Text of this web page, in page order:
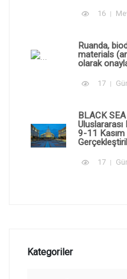
16
Ruanda,
materials
olarak
17
BLACK
Uluslararası
9-11
17
Kategoriler